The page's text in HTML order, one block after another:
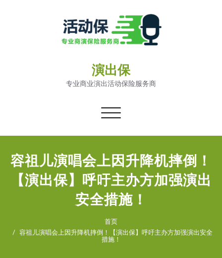
演出保
专业商业演出活动保险服务商
切
导
容祖儿演唱会上因升降机摔倒！
【演出保】呼吁主办方加强演出
安全措施！
首页
容祖儿演唱会上因升降机摔倒！【演出保】呼吁主办方加强演出安全
措施！